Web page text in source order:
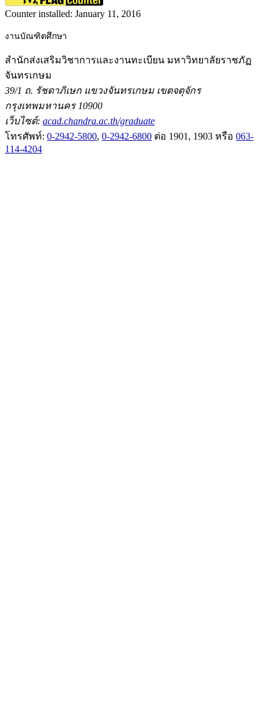
Counter installed: January 11, 2016
งานบัณฑิตศึกษา
สำนักส่งเสริมวิชาการและงานทะเบียน มหาวิทยาลัยราชภัฏ
จันทรเกษม
39/1 ถ. รัชดาภิเษก แขวงจันทรเกษม เขตจตุจักร
กรุงเทพมหานคร 10900
เว็บไซต์: acad.chandra.ac.th/graduate
โทรศัพท์: 0-2942-5800, 0-2942-6800 ต่อ 1901, 1903 หรือ 063-
114-4204